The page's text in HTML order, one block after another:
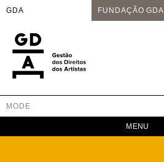
GDA FUNDAÇÃO GDA
content
GDA
Juntos no mesmo palco
MODE